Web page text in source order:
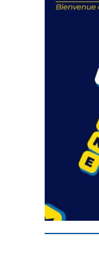
FEUILLETER